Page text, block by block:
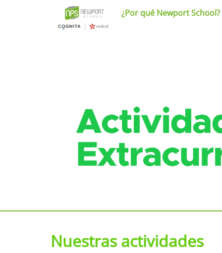
¿Por qué Newport School?
Nuestras actividades